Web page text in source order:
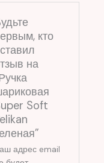
кто
на
Soft
адрес email